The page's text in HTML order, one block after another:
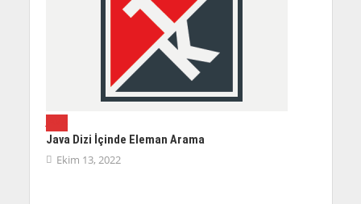
Java Dizi İçinde Eleman Arama
Ekim 13, 2022